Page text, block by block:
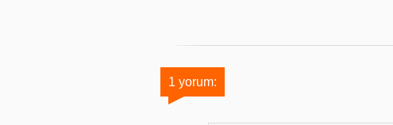
1 yorum: